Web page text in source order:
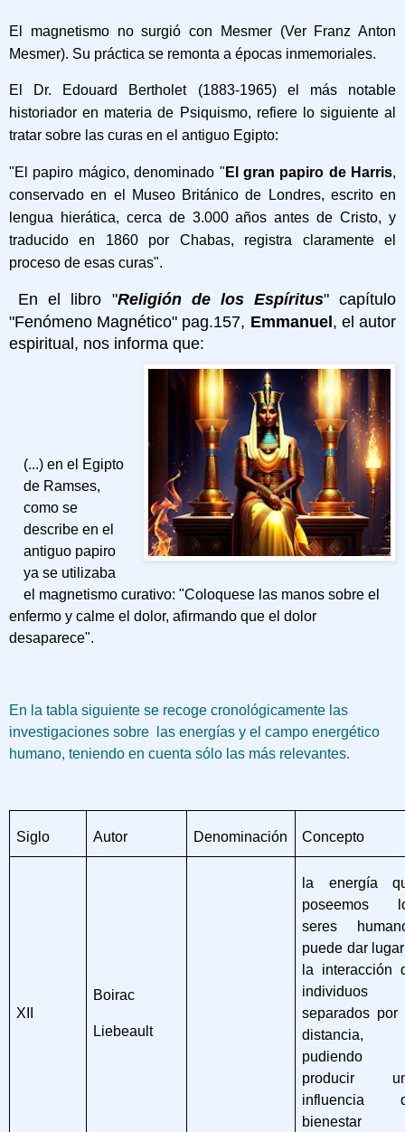
El magnetismo no surgió con Mesmer (Ver Franz Anton
Mesmer). Su práctica se remonta a épocas inmemoriales.
El Dr. Edouard Bertholet (1883-1965) el más notable
historiador en materia de Psiquismo, refiere lo siguiente al
tratar sobre las curas en el antiguo Egipto:
"El papiro mágico, denominado " El gran papiro de Harris,
conservado en el Museo Británico de Londres, escrito en
lengua hierática, cerca de 3.000 años antes de Cristo, y
traducido en 1860 por Chabas, registra claramente el
proceso de esas curas".
En el libro "Religión de los Espíritus" capítulo
"Fenómeno Magnético" pag.157, Emmanuel , el autor
espiritual, nos informa que:
(...) en el Egipto
de Ramses,
como se
describe en el
antiguo papiro
ya se utilizaba
el magnetismo curativo: "Coloquese las manos sobre el
enfermo y calme el dolor, afirmando que el dolor
desaparece".
En la tabla siguiente se recoge cronológicamente las
investigaciones sobre las energías y el campo energético
humano, teniendo en cuenta sólo las más relevantes.
Siglo Autor Denominación Concepto
XII
Boirac
Liebeault
la energía
poseemos
seres
puede dar
la interacción
individuos
separados por
distancia,
pudiendo
producir
influencia
bienestar